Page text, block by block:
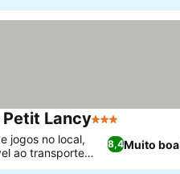
Petit Lancy3 Estrelas
8,4Muito boa
jogos no local,
ao transporte